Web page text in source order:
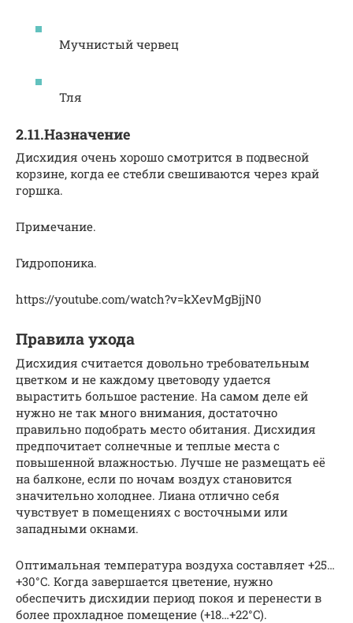
Мучнистый червец
Тля
2.11.Назначение
Дисхидия очень хорошо смотрится в подвесной
корзине, когда ее стебли свешиваются через край
горшка.
Примечание.
Гидропоника.
https://youtube.com/watch?v=kXevMgBjjN0
Правила ухода
Дисхидия считается довольно требовательным
цветком и не каждому цветоводу удается
вырастить большое растение. На самом деле ей
нужно не так много внимания, достаточно
правильно подобрать место обитания. Дисхидия
предпочитает солнечные и теплые места с
повышенной влажностью. Лучше не размещать её
на балконе, если по ночам воздух становится
значительно холоднее. Лиана отлично себя
чувствует в помещениях с восточными или
западными окнами.
Оптимальная температура воздуха составляет +25…
+30°C. Когда завершается цветение, нужно
обеспечить дисхидии период покоя и перенести в
более прохладное помещение (+18…+22°C).